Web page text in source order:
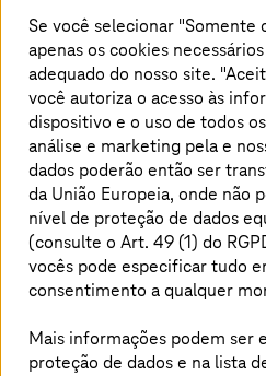
determinadas interfaces
quando o CMIS irá se
preferida entre os
Além disso, as empresas
dificuldade com o
dados. Isso não apenas
desempenho dos
aumenta os custos de
Aqui você
os desafios atuais
Se você selecionar "Somente
apenas os cookies
adequado do nosso site.
você autoriza o acesso às
dispositivo e o uso de todos
análise e marketing pelae
dados poderão então ser
da União Europeia, onde não
nível de proteção de dados
(consulte o Art. 49 (1) do
vocês pode especificar tudo
consentimento a qualquer
Mais informações podem ser
proteção de dados e na lista